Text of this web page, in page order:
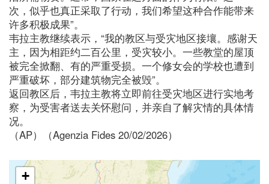
次，似乎也真正采取了行动，我们希望这种合作能带来
许多积极成果”。
韦拉主教继续表示，“我的教区与受灾地区接壤。感谢天
主，因为相距约二百公里，受灾较小。一些教堂的屋顶
被完全掀翻、有的严重受损。一个修女会的学校也遭到
严重破坏，部分建筑物完全被毁”。
返回教区后，韦拉主教将立即前往受灾地区进行实地考
察，为受害者送去关怀慰问，并亲自了解灾情的具体情
况。
（AP）（Agenzia Fides 20/02/2026）
+